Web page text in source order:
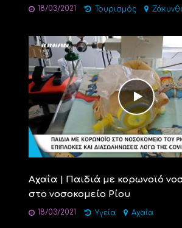
18/03/2021 Τουρισμός
Αχαΐα | Παιδιά με κορωνοϊό
στο νοσοκομείο Ρίου
18/03/2021 Υγεία Αχαΐα